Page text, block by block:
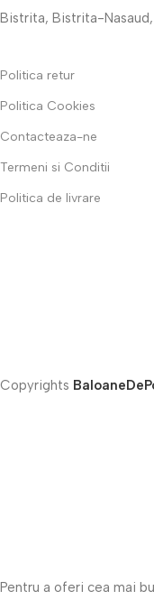
Bistrita, Bistrita-Nasaud,
Politica retur
Politica Cookies
Contacteaza-ne
Termeni si Conditii
Politica de livrare
Copyrights
Pentru a oferi cea mai